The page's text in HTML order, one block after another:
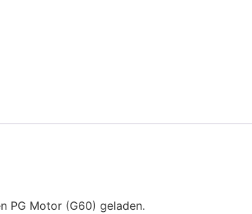
PG Motor (G60) geladen.